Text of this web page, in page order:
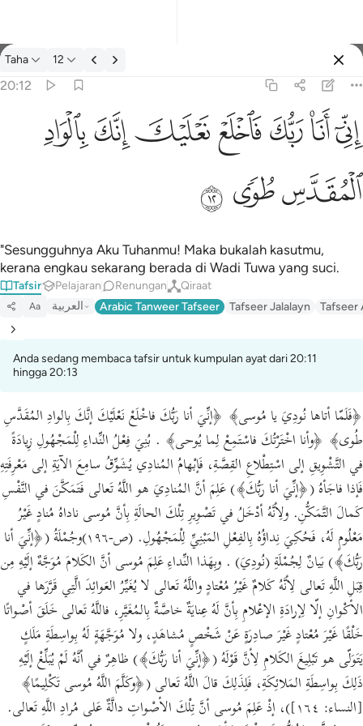
Tafsir: Taha 20:12
Taha 12
20:12
اني انا ربك فاخلع نعليك انك بالواد المقدس طوى ١٢
إِنِّىٓ أَنَا۠ رَبُّكَ فَٱخْلَعْ نَعْلَيْكَ ۖ إِنَّكَ بِٱلْوَادِ ٱلْمُقَدَّسِ طُوًۭى ١٢
ﲺﲻﲼﲽﲾﲿﳀ
ﳁﳂ ﳃ
"Sesungguhnya Aku Tuhanmu! Maka bukalah kasutmu,
kerana engkau sekarang berada di Wadi Tuwa yang suci.
Tafsir Pelajaran Renungan Qiraat
Aa العربية Arabic Tanweer Tafseer Tafseer Jalalayn Tafseer
Anda sedang membaca tafsir untuk kumpulan ayat dari 20:11
hingga 20:13
﴿فَلَمّا أتاها نُودِيَ يا مُوسى﴾ ﴿إنِّيَ أنا رَبُّكَ فاخْلَعْ نَعْلَيْكَ إنَّكَ بِالوادِ المُقَدَّسِ
طُوى﴾ ﴿وأنا اخْتَرْتُكَ فاسْتَمِعْ لِما يُوحى﴾ . بُنِيَ فِعْلُ النِّداءِ لِلْمَجْهُولِ زِيادَةً
في التَّشْوِيقِ إلى اسْتِطْلاعِ القِصَّةِ، فَإبْهامُ المُنادِي يُشَوِّقُ سامِعَ الآيَةِ إلى مَعْرِفَتِهِ
فَإذا فاجَأهُ (﴿إنِّيَ أنا رَبُّكَ﴾) عَلِمَ أنَّ المُنادِيَ هو اللَّهُ تَعالى فَتَمَكَّنَ في النَّفْسِ
كَمالَ التَّمَكُّنِ. ولِأنَّهُ أدْخَلُ في تَصْوِيرِ تِلْكَ الحالَةِ بِأنَّ مُوسى ناداهُ مُنادٍ غَيْرُ
مَعْلُومٍ لَهُ، فَحُكِيَ نِداؤُهُ بِالفِعْلِ المَبْنِيِّ لِلْمَجْهُولِ. (ص-١٩٦)وجُمْلَةُ (﴿إنِّيَ أنا
رَبُّكَ﴾) بَيانٌ لِجُمْلَةِ (نُودِيَ) . وبِهَذا النِّداءِ عَلِمَ مُوسى أنَّ الكَلامَ مُوَجَّهٌ إلَيْهِ مِن
قِبَلِ اللَّهِ تَعالى لِأنَّهُ كَلامٌ غَيْرُ مُعْتادٍ واللَّهُ تَعالى لا يُغَيِّرُ العَوائِدَ الَّتِي قَرَّرَها في
الأكْوانِ إلّا لِإرادَةِ الإعْلامِ بِأنَّ لَهُ عِنايَةٌ خاصَّةٌ بِالمُغَيَّرِ، فاللَّهُ تَعالى خَلَقَ أصْواتًا
خَلْقًا غَيْرَ مُعْتادٍ غَيْرَ صادِرَةٍ عَنْ شَخْصٍ مُشاهَدٍ، ولا مُوَجَّهَةٍ لَهُ بِواسِطَةِ مَلَكٍ
يَتَوَلّى هو تَبْلِيغَ الكَلامِ لِأنَّ قَوْلَهُ (﴿إنِّيَ أنا رَبُّكَ﴾) ظاهِرٌ في أنَّهُ لَمْ يُبَلِّغْ إلَيْهِ
ذَلِكَ بِواسِطَةِ المَلائِكَةِ، فَلِذَلِكَ قالَ اللَّهُ تَعالى (﴿وكَلَّمَ اللَّهُ مُوسى تَكْلِيمًا﴾
[النساء: ١٦٤])، إذْ عَلِمَ مُوسى أنَّ تِلْكَ الأصْواتِ دالَّةٌ عَلى مُرادِ اللَّهِ تَعالى.